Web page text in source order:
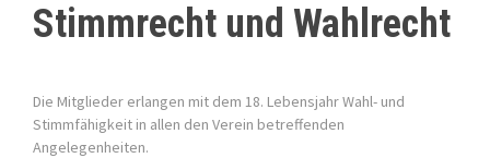
Stimmrecht und Wahlrecht
Die Mitglieder erlangen mit dem 18. Lebensjahr Wahl- und
Stimmfähigkeit in allen den Verein betreffenden
Angelegenheiten.